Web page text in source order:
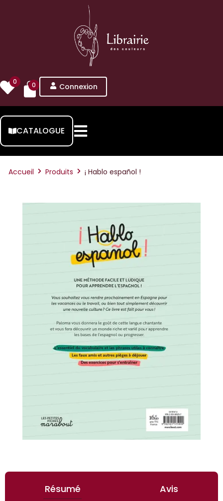
0 0 Connexion
CATALOGUE
Accueil Produits ¡ Hablo español !
Résumé
Avis